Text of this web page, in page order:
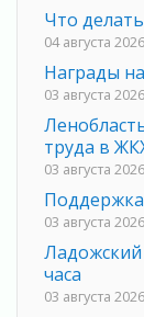
Что
04 августа 2026
Награды
03 августа 2026
труда в
03 августа 2026
03 августа 2026
часа
03 августа 2026